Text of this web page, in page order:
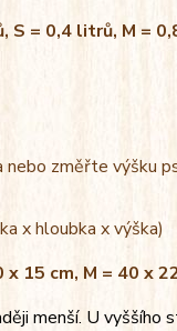
S = 0,4 litrů, M =
změřte výšku
x hloubka x výška)
15 cm, M = 40 x
menší. U vyššího